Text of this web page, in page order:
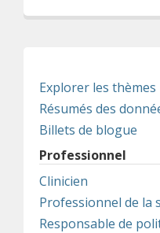
Explorer les thèmes
Résumés des
Billets de blogue
Professionnel
Clinicien
Professionnel de la
Responsable de